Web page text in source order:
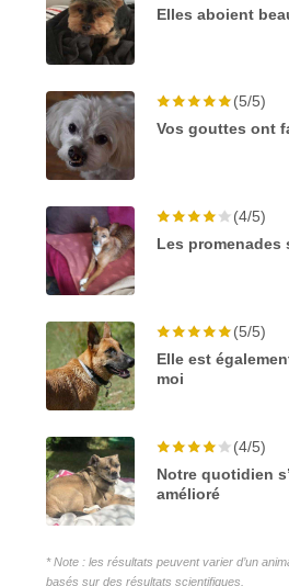
Elles aboient
(5/5)
Vos gouttes ont
(4/5)
Les promenades
(5/5)
Elle est
moi
(4/5)
Notre quotidien
amélioré
* Note : les résultats peuvent varier d’un
basés sur des résultats scientifiques.